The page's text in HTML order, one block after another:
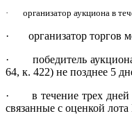
· организатор аукциона в
·
организатор торгов
·
победитель
64, к. 422) не позднее 5
·
в течение трех
связанные с оценкой